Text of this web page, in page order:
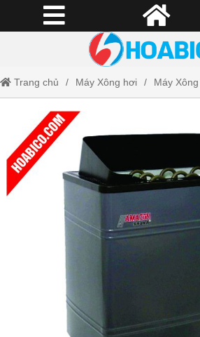
Trang chủ Máy Xông hơi Máy
Máy xông hơi khô